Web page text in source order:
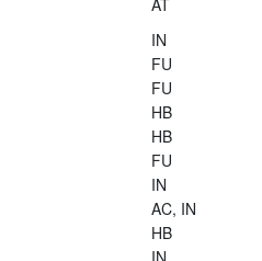
IN
FU
FU
HB
HB
FU
IN
AC, IN
HB
IN